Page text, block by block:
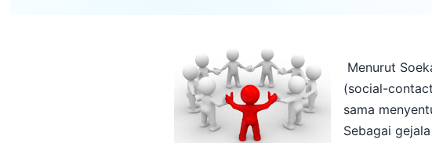
Menurut
(social-
sama
Sebagai